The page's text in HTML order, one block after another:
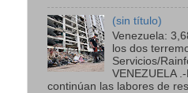
(sin título)
Venezuela:
los dos
Servicios/
VENEZUELA
continúan las labores de